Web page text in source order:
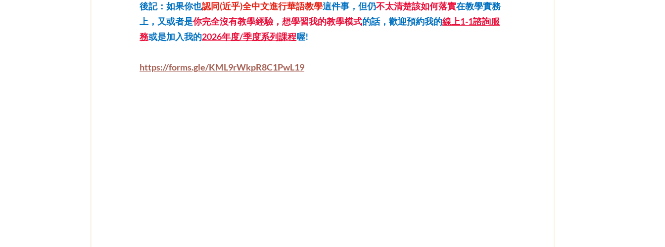
後記：如果你也認同(近乎)全中文進行華語教學這件事，但仍不太清楚該如何落實在教學實務
上，又或者是你完全沒有教學經驗，想學習我的教學模式的話，歡迎預約我的線上1-1諮詢服
務或是加入我的2026年度/季度系列課程喔!
https://forms.gle/KML9rWkpR8C1PwL19